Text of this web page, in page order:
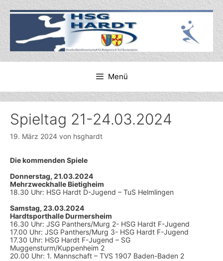
Inhalt
Menü
Spieltag 21-24.03.2024
19. März 2024 von hsghardt
Die kommenden Spiele
Donnerstag, 21.03.2024
Mehrzweckhalle Bietigheim
18.30 Uhr: HSG Hardt D-Jugend – TuS Helmlingen
Samstag, 23.03.2024
Hardtsporthalle Durmersheim
16.30 Uhr: JSG Panthers/Murg 2- HSG Hardt F-Jugend
17.00 Uhr: JSG Panthers/Murg 3- HSG Hardt F-Jugend
17.30 Uhr: HSG Hardt F-Jugend – SG
Muggensturm/Kuppenheim 2
20.00 Uhr: 1. Mannschaft – TVS 1907 Baden-Baden 2